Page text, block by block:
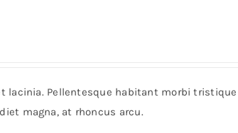
lacinia. Pellentesque habitant morbi
magna, at rhoncus arcu.